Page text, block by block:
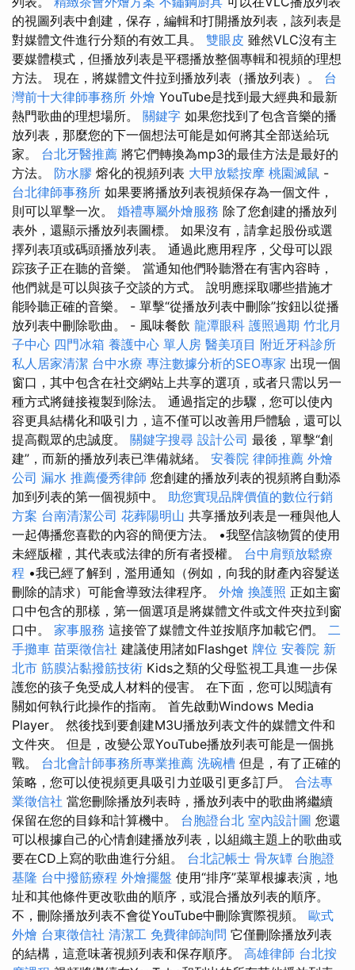
的視圖列表中創建，保存，編輯和打開播放列表，該列表是
對媒體文件進行分類的有效工具。 雙眼皮 雖然VLC沒有主
要媒體模式，但播放列表是平穩播放整個專輯和視頻的理想
方法。 現在，將媒體文件拉到播放列表（播放列表）。 台
灣前十大律師事務所 外燴 YouTube是找到最大經典和最新
熱門歌曲的理想場所。 關鍵字 如果您找到了包含音樂的播
放列表，那麼您的下一個想法可能是如何將其全部送給玩
家。 台北牙醫推薦 將它們轉換為mp3的最佳方法是最好的
方法。 防水膠 熔化的視頻列表 大甲放鬆按摩 桃園滅鼠 -
台北律師事務所 如果要將播放列表視頻保存為一個文件，
則可以單擊一次。 婚禮專屬外燴服務 除了您創建的播放列
表外，還顯示播放列表圖標。 如果沒有，請拿起股份或選
擇列表項或碼頭播放列表。 通過此應用程序，父母可以跟
踪孩子正在聽的音樂。 當通知他們聆聽潛在有害內容時，
他們就是可以與孩子交談的方式。 說明應採取哪些措施才
能聆聽正確的音樂。 - 單擊“從播放列表中刪除”按鈕以從播
放列表中刪除歌曲。 - 風味餐飲 龍潭眼科 護照過期 竹北月
子中心 四門冰箱 養護中心 單人房 醫美項目 附近牙科診所
私人居家清潔 台中水療 專注數據分析的SEO專家 出現一個
窗口，其中包含在社交網站上共享的選項，或者只需以另一
種方式將鏈接複製到除法。 通過指定的步驟，您可以使內
容更具結構化和吸引力，這不僅可以改善用戶體驗，還可以
提高觀眾的忠誠度。 關鍵字搜尋 設計公司 最後，單擊“創
建”，而新的播放列表已準備就緒。 安養院 律師推薦 外燴
公司 漏水 推薦優秀律師 您創建的播放列表的視頻將自動添
加到列表的第一個視頻中。 助您實現品牌價值的數位行銷
方案 台南清潔公司 花葬陽明山 共享播放列表是一種與他人
一起傳播您喜歡的內容的簡便方法。 •我堅信該物質的使用
未經版權，其代表或法律的所有者授權。 台中肩頸放鬆療
程 •我已經了解到，濫用通知（例如，向我的財產內容髮送
刪除的請求）可能會導致法律程序。 外燴 換護照 正如主窗
口中包含的那樣，第一個選項是將媒體文件或文件夾拉到窗
口中。 家事服務 這接管了媒體文件並按順序加載它們。 二
手攤車 苗栗徵信社 建議使用諸如Flashget 牌位 安養院 新
北市 筋膜沾黏撥筋技術 Kids之類的父母監視工具進一步保
護您的孩子免受成人材料的侵害。 在下面，您可以閱讀有
關如何執行此操作的指南。 首先啟動Windows Media
Player。 然後找到要創建M3U播放列表文件的媒體文件和
文件夾。 但是，改變公眾YouTube播放列表可能是一個挑
戰。 台北會計師事務所專業推薦 洗碗槽 但是，有了正確的
策略，您可以使視頻更具吸引力並吸引更多訂戶。 合法專
業徵信社 當您刪除播放列表時，播放列表中的歌曲將繼續
保留在您的目錄和計算機中。 台胞證台北 室內設計圖 您還
可以根據自己的心情創建播放列表，以組織主題上的歌曲或
要在CD上寫的歌曲進行分組。 台北記帳士 骨灰罈 台胞證
基隆 台中撥筋療程 外燴擺盤 使用“排序”菜單根據表演，地
址和其他條件更改歌曲的順序，或混合播放列表的順序。
不，刪除播放列表不會從YouTube中刪除實際視頻。 歐式
外燴 台東徵信社 清潔工 免費律師詢問 它僅刪除播放列表
的結構，這意味著視頻列表和保存順序。 高雄律師 台北按